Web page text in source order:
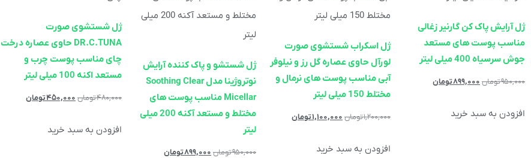
ژل آرایش پاک کن گارنیر زغالی
مناسب پوست های مستعد
جوش سرسیاه 400 میلی لیتر
۹۵۰,۰۰۰تومان ۸۹۹,۰۰۰تومان
افزودن به سبد خرید
ژل اسکراب شستشوی صورت
لورآل حاوی عصاره گل رز و نیلوفر
آبی مناسب پوست های نرمال و
مختلط 150 میلی لیتر
۱,۲۰۰,۰۰۰تومان ۱,۱۰۰,۰۰۰تومان
افزودن به سبد خرید
ژل شستشو و پاک کننده آرایش
نوتروژینا مدل Soothing Clear
Micellar مناسب پوست های
مختلط و مستعد آکنه 200 میلی
لیتر
۹۵۰,۰۰۰تومان ۸۹۹,۰۰۰تومان
ژل شستشوی صورت
DR.C.TUNA حاوی عصاره درخت
چای مناسب پوست چرب و
مستعد اکنه 100 میلی لیتر
۴۸۰,۰۰۰تومان ۴۵۰,۰۰۰تومان
افزودن به سبد خرید